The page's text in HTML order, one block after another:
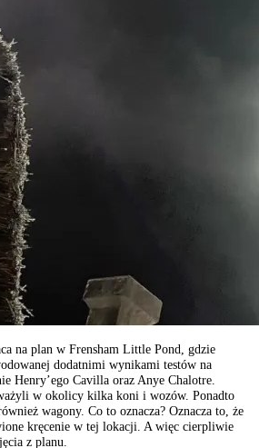
na plan w Frensham Little Pond, gdzie
dodatnimi wynikami testów na
Henry’ego Cavilla oraz Anye Chalotre.
w okolicy kilka koni i wozów. Ponadto
wagony. Co to oznacza? Oznacza to, że
kręcenie w tej lokacji. A więc cierpliwie
z planu.